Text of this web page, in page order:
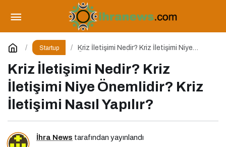
Startup
Kriz İletişimi Nedir? Kriz İletişimi Niye
Kriz İletişimi Nedir? Kriz
İletişimi Niye Önemlidir? Kriz
İletişimi Nasıl Yapılır?
İhra News tarafından yayınlandı
Sponsorluk Yönetimi Nedir? Niye Önemlidir?
Nasıl Yapılır?
Yorum Yap